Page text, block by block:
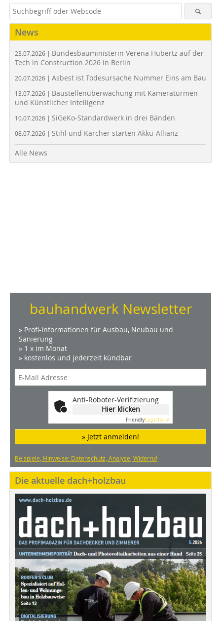
News
23.07.2026 | Bundesbauministerin Verena Hubertz auf der
Tech in Construction 2026 in Berlin
20.07.2026 | Asbest ist Todesursache Nummer Eins am Bau
13.07.2026 | Baustellenüberwachung mit Kameratürmen
und Künstlicher Intelligenz
10.07.2026 | SiGeKo-Standardwerk in drei Bänden
08.07.2026 | Stihl und Kärcher starten Akku-Allianz
Alle News
bauhandwerk Newsletter
» Profi-Informationen für Ausbau, Neubau und
Sanierung
» 1 x im Monat
» kostenlos und jederzeit kündbar
Anti-Roboter-Verifizierung
Hier klicken
FriendlyCaptcha ⇗
» Jetzt anmelden!
Beispiele, Hinweise: Datenschutz, Analyse, Widerruf
Die aktuelle dach+holzbau